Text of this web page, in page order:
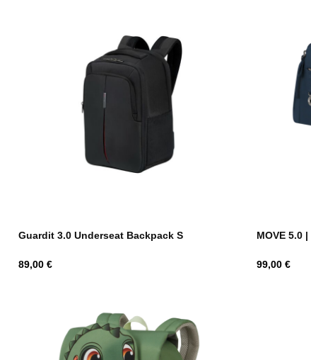
Guardit 3.0 Underseat Backpack S
Hind
89,00 €
MOVE 5.0
Hind
99,00 €